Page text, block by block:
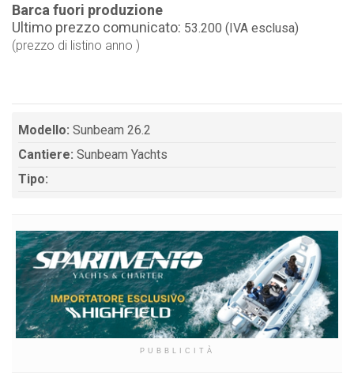
Barca fuori produzione
Ultimo prezzo comunicato: 53.200 (IVA esclusa)
(prezzo di listino anno )
Modello: Sunbeam 26.2
Cantiere: Sunbeam Yachts
Tipo:
PUBBLICITÀ